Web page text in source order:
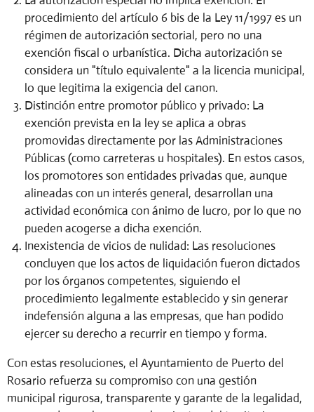
procedimiento del artículo 6 bis de la Ley 11/1997 es un
régimen de autorización sectorial, pero no una
exención fiscal o urbanística. Dicha autorización se
considera un "título equivalente" a la licencia municipal,
lo que legitima la exigencia del canon.
Distinción entre promotor público y privado: La
exención prevista en la ley se aplica a obras
promovidas directamente por las Administraciones
Públicas (como carreteras u hospitales). En estos casos,
los promotores son entidades privadas que, aunque
alineadas con un interés general, desarrollan una
actividad económica con ánimo de lucro, por lo que no
pueden acogerse a dicha exención.
Inexistencia de vicios de nulidad: Las resoluciones
concluyen que los actos de liquidación fueron dictados
por los órganos competentes, siguiendo el
procedimiento legalmente establecido y sin generar
indefensión alguna a las empresas, que han podido
ejercer su derecho a recurrir en tiempo y forma.
Con estas resoluciones, el Ayuntamiento de Puerto del
Rosario refuerza su compromiso con una gestión
municipal rigurosa, transparente y garante de la legalidad,